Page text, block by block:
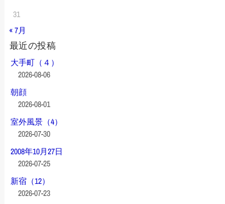
31
« 7月
最近の投稿
大手町（４）
2026-08-06
朝顔
2026-08-01
室外風景（4）
2026-07-30
2008年10月27日
2026-07-25
新宿（12）
2026-07-23